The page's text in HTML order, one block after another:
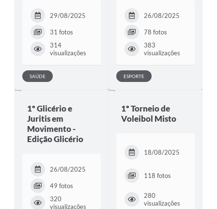
29/08/2025
31 fotos
314
visualizações
SAÚDE
26/08/2025
78 fotos
383
visualizações
ESPORTE
1º Glicério e
Juritis em
Movimento -
Edição Glicério
26/08/2025
49 fotos
320
visualizações
1º Torneio de
Voleibol Misto
18/08/2025
118 fotos
280
visualizações